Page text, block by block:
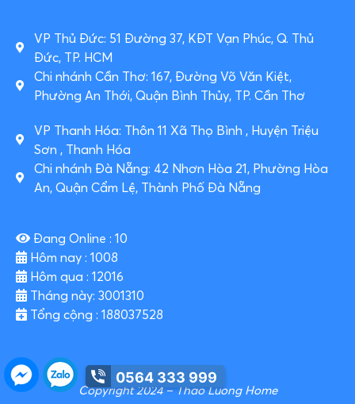
0564 333 999
VP Thủ Đức: 51 Đường 37, KĐT Vạn Phúc, Q. Thủ
Đức, TP. HCM
Chi nhánh Cần Thơ: 167, Đường Võ Văn Kiệt,
Phường An Thới, Quận Bình Thủy, TP. Cần Thơ
VP Thanh Hóa: Thôn 11 Xã Thọ Bình , Huyện Triệu
Sơn , Thanh Hóa
Chi nhánh Đà Nẵng: 42 Nhơn Hòa 21, Phường Hòa
An, Quận Cẩm Lệ, Thành Phố Đà Nẵng
Đang Online : 10
Hôm nay : 1008
Hôm qua : 12016
Tháng này: 3001310
Tổng cộng : 188037528
Copyright 2024 – Thao Luong Home​